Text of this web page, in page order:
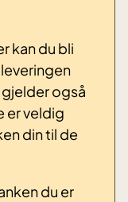
kan du bli
også
er veldig
din til de
du er